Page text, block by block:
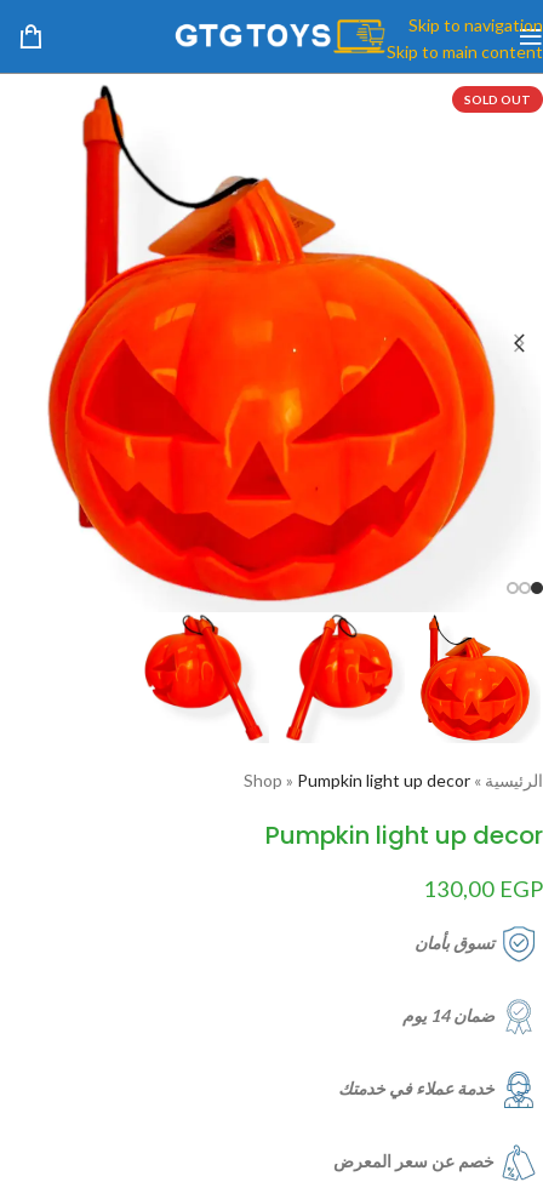
Skip to navigation
Skip to main content
SOLD OUT
الرئيسية »
Shop » Pumpkin light up decor
Pumpkin light up decor
130,00 EGP
تسوق بأمان
ضمان 14 يوم
خدمة عملاء في خدمتك
خصم عن سعر المعرض